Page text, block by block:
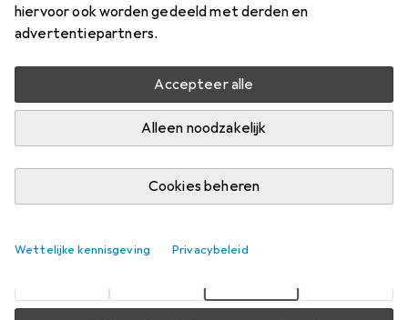
hiervoor ook worden gedeeld met derden en
advertentiepartners.
Accepteer alle
Alleen noodzakelijk
Cookies beheren
Wettelijke kennisgeving Privacybeleid
27
Waarderingscijfers Merk
Levering tussen do, 20-8 en do, 27-8
Meer dan 10 stuk op voorraad bij leverancier
Laat me weten als dit product eerder beschikbaar is
EUR
10,84
per eenheid
EUR
9,53
per eenheid
EUR
8,92
per eenheid